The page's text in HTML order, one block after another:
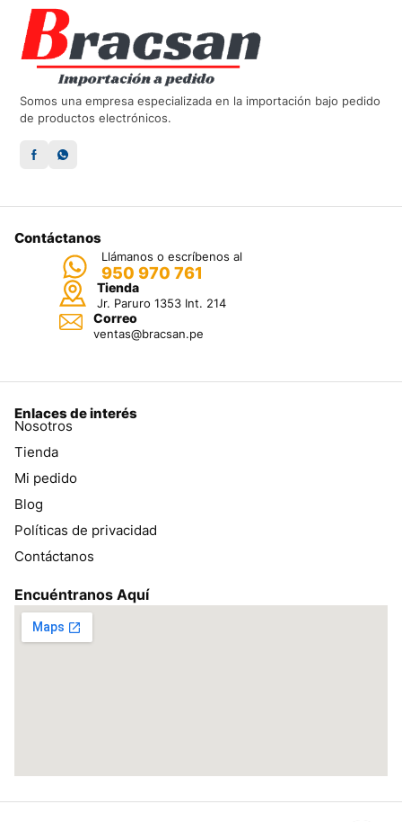
Somos una empresa especializada en la importación bajo pedido
de productos electrónicos.
Contáctanos
Llámanos o escríbenos al
950 970 761
Tienda
Jr. Paruro 1353 Int. 214
Correo
ventas@bracsan.pe
Enlaces de interés
Nosotros
Tienda
Mi pedido
Blog
Políticas de privacidad
Contáctanos
Encuéntranos Aquí